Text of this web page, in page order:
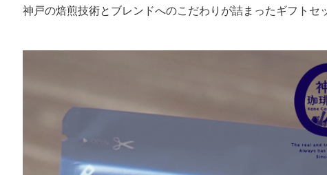
神戸の焙煎技術とブレンドへのこだわりが詰まったギフトセ